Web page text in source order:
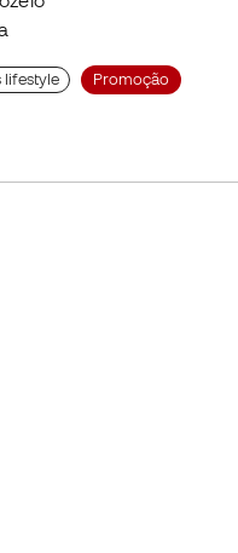
lifestyle Promoção